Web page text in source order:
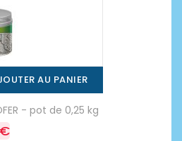
AU PANIER
- pot de 0,25 kg
€